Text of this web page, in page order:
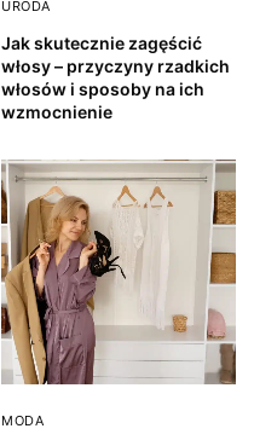
URODA
Jak skutecznie zagęścić
włosy – przyczyny rzadkich
włosów i sposoby na ich
wzmocnienie
MODA